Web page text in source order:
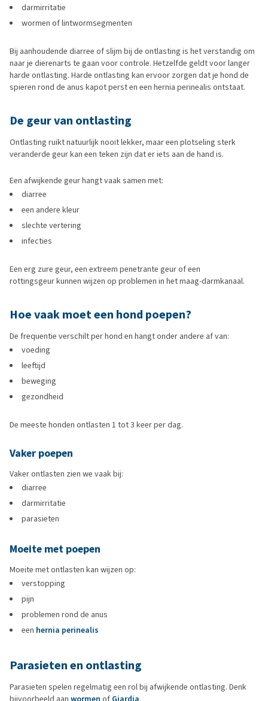
darmirritatie
wormen of lintwormsegmenten
Bij aanhoudende diarree of slijm bij de ontlasting is het verstandig om
naar je dierenarts te gaan voor controle. Hetzelfde geldt voor langer
harde ontlasting. Harde ontlasting kan ervoor zorgen dat je hond de
spieren rond de anus kapot perst en een hernia perinealis ontstaat.
De geur van ontlasting
Ontlasting ruikt natuurlijk nooit lekker, maar een plotseling sterk
veranderde geur kan een teken zijn dat er iets aan de hand is.
Een afwijkende geur hangt vaak samen met:
diarree
een andere kleur
slechte vertering
infecties
Een erg zure geur, een extreem penetrante geur of een
rottingsgeur kunnen wijzen op problemen in het maag-darmkanaal.
Hoe vaak moet een hond poepen?
De frequentie verschilt per hond en hangt onder andere af van:
voeding
leeftijd
beweging
gezondheid
De meeste honden ontlasten 1 tot 3 keer per dag.
Vaker poepen
Vaker ontlasten zien we vaak bij:
diarree
darmirritatie
parasieten
Moeite met poepen
Moeite met ontlasten kan wijzen op:
verstopping
pijn
problemen rond de anus
een hernia perinealis
Parasieten en ontlasting
Parasieten spelen regelmatig een rol bij afwijkende ontlasting. Denk